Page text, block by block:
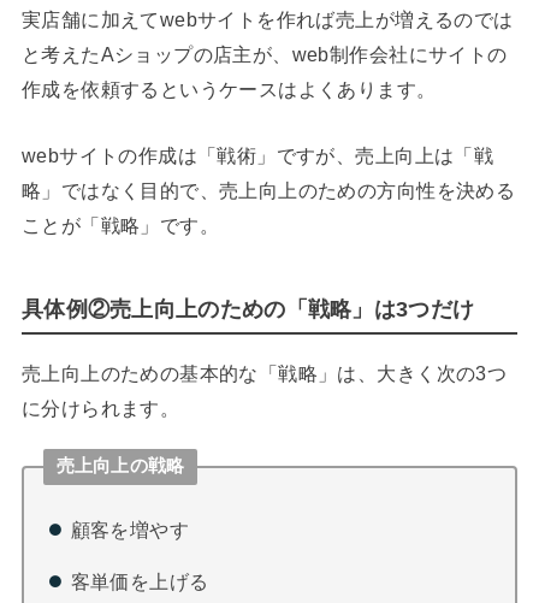
実店舗に加えてwebサイトを作れば売上が増えるのでは
と考えたAショップの店主が、web制作会社にサイトの
作成を依頼するというケースはよくあります。
webサイトの作成は「戦術」ですが、売上向上は「戦
略」ではなく目的で、売上向上のための方向性を決める
ことが「戦略」です。
具体例②売上向上のための「戦略」は3つだけ
売上向上のための基本的な「戦略」は、大きく次の3つ
に分けられます。
売上向上の戦略
顧客を増やす
客単価を上げる